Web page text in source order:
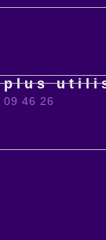
plus
46 26